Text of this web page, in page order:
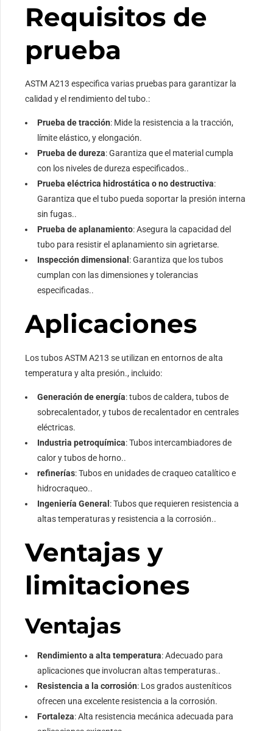
Requisitos de
prueba
ASTM A213 especifica varias pruebas para garantizar la
calidad y el rendimiento del tubo.:
Prueba de tracción: Mide la resistencia a la tracción,
límite elástico, y elongación.
Prueba de dureza: Garantiza que el material cumpla
con los niveles de dureza especificados..
Prueba eléctrica hidrostática o no destructiva:
Garantiza que el tubo pueda soportar la presión interna
sin fugas..
Prueba de aplanamiento: Asegura la capacidad del
tubo para resistir el aplanamiento sin agrietarse.
Inspección dimensional : Garantiza que los tubos
cumplan con las dimensiones y tolerancias
especificadas..
Aplicaciones
Los tubos ASTM A213 se utilizan en entornos de alta
temperatura y alta presión., incluido:
Generación de energía: tubos de caldera, tubos de
sobrecalentador, y tubos de recalentador en centrales
eléctricas.
Industria petroquímica: Tubos intercambiadores de
calor y tubos de horno..
refinerías: Tubos en unidades de craqueo catalítico e
hidrocraqueo..
Ingeniería General : Tubos que requieren resistencia a
altas temperaturas y resistencia a la corrosión..
Ventajas y
limitaciones
Ventajas
Rendimiento a alta temperatura: Adecuado para
aplicaciones que involucran altas temperaturas..
Resistencia a la corrosión: Los grados austeníticos
ofrecen una excelente resistencia a la corrosión.
Fortaleza: Alta resistencia mecánica adecuada para